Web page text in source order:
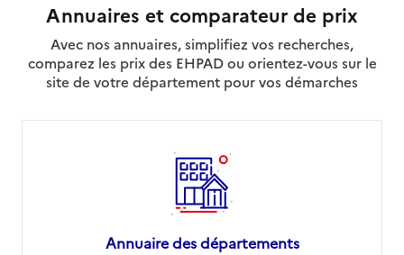
Annuaires et comparateur de prix
Avec nos annuaires, simplifiez vos recherches,
comparez les prix des EHPAD ou orientez-vous sur le
site de votre département pour vos démarches
Annuaire des départements